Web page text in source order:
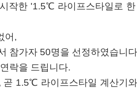
작한 '1.5℃ 라이프스타일로
어,
참가자 50명을 선정하였습니
락을 드립니다.
곧 1.5℃ 라이프스타일 계산기